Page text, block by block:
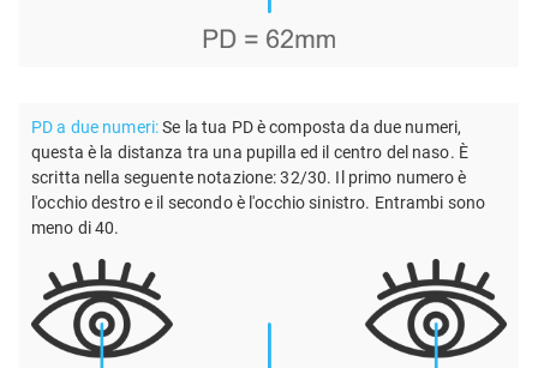
PD a due numeri: Se la tua PD è composta da due numeri,
questa è la distanza tra una pupilla ed il centro del naso. È
scritta nella seguente notazione: 32/30. Il primo numero è
l'occhio destro e il secondo è l'occhio sinistro. Entrambi sono
meno di 40.